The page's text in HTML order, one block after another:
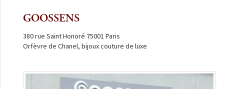
GOOSSENS
380 rue Saint Honoré 75001 Paris
Orfèvre de Chanel, bijoux couture de luxe